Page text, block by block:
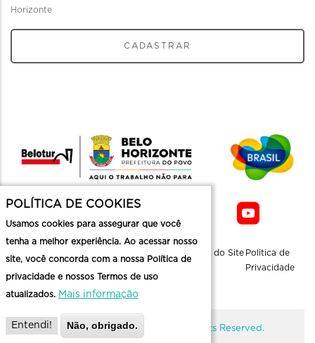
Horizonte
CADASTRAR
Mapa do Site Politica de
Privacidade
@ Copyright Belotur 2026. All Rights Reserved.
POLÍTICA DE COOKIES
Usamos cookies para assegurar que você
tenha a melhor experiência. Ao acessar nosso
site, você concorda com a nossa Política de
privacidade e nossos Termos de uso
atualizados. Mais informação
Entendi! Não, obrigado.